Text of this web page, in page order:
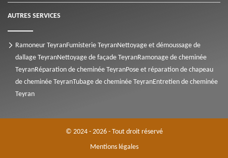
AUTRES SERVICES
Ramoneur TeyranFumisterie TeyranNettoyage et démoussage de
dallage TeyranNettoyage de façade TeyranRamonage de cheminée
TeyranRéparation de cheminée TeyranPose et réparation de chapeau
de cheminée TeyranTubage de cheminée TeyranEntretien de cheminée
Teyran
© 2024 - 2026 - Tout droit réservé
Mentions légales